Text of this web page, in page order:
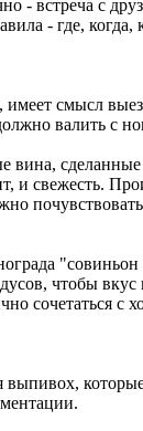
- встреча с
- где, когда,
смысл
валить с
и свежесть.
чтобы
сочетаться